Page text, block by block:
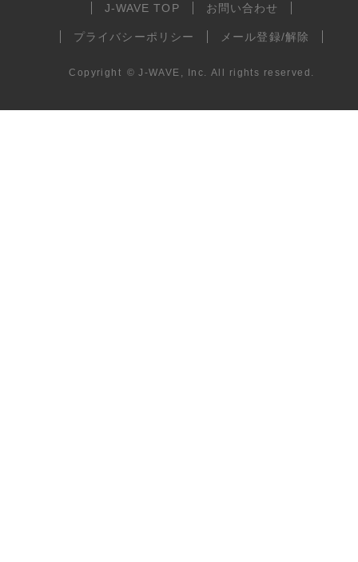
J-WAVE TOP お問い合わせ
プライバシーポリシー メール登録/解除
Copyright © J-WAVE, Inc. All rights reserved.